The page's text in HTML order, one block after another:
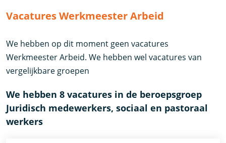
Vacatures Werkmeester Arbeid
We hebben op dit moment geen vacatures
Werkmeester Arbeid. We hebben wel vacatures van
vergelijkbare groepen
We hebben 8 vacatures in de beroepsgroep
Juridisch medewerkers, sociaal en pastoraal
werkers